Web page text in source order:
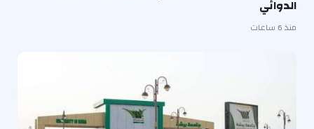
الدوائي
منذ 6 ساعات